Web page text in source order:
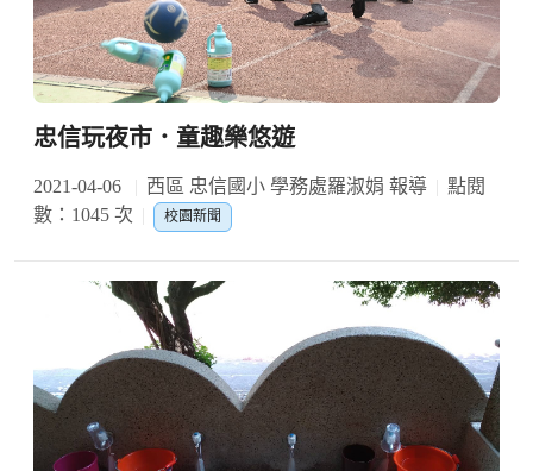
忠信玩夜市．童趣樂悠遊
2021-04-06 西區 忠信國小 學務處羅淑娟 報導
點閱
數：1045 次
校園新聞